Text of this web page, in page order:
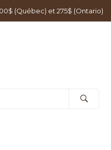
(Québec) et 275$ (Ontario)